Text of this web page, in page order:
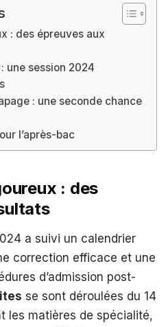
: des épreuves aux
une session 2024
: une seconde chance
l’après-bac
: des
a suivi un calendrier
correction efficace et une
d’admission post-
se sont déroulées du 14
les matières de spécialité,